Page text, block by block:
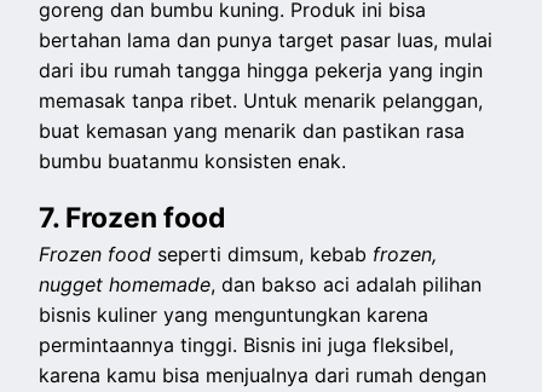
goreng dan bumbu kuning. Produk ini bisa
bertahan lama dan punya target pasar luas, mulai
dari ibu rumah tangga hingga pekerja yang ingin
memasak tanpa ribet. Untuk menarik pelanggan,
buat kemasan yang menarik dan pastikan rasa
bumbu buatanmu konsisten enak.
7. Frozen food
Frozen food seperti dimsum, kebab frozen,
nugget homemade, dan bakso aci adalah pilihan
bisnis kuliner yang menguntungkan karena
permintaannya tinggi. Bisnis ini juga fleksibel,
karena kamu bisa menjualnya dari rumah dengan